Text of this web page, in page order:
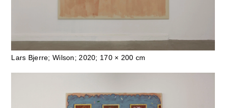
Lars Bjerre; Wilson; 2020; 170 × 200 cm